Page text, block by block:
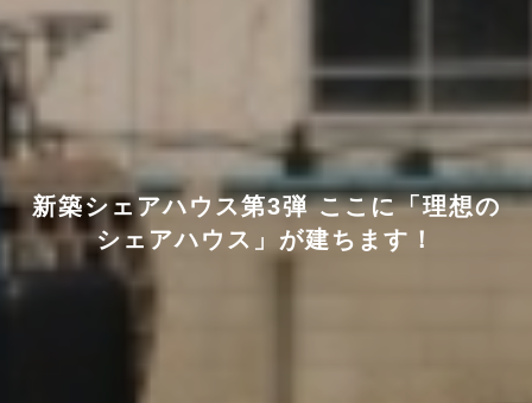
新築シェアハウス第3弾 ここに「理想の
シェアハウス」が建ちます！